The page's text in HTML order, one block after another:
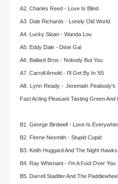
A2. Charles Reed - Love Is Blind
A3. Dale Richards - Lonely Old World
A4. Lucky Sloan - Wanda Lou
A5. Eddy Dale - Dixie Gal
A6. Ballard Bros - Nobody But You
A7. Carroll Arnold - I'll Get By In '65
A8. Lynn Ready - Jeremiah
Fast Acting Pleasant Tasting Green And
B1. George Birdwell - Love Is
B2. Florne Nesmith - Stupid Cupid
B3. Keith Huggard And The Night
B4. Ray Whisnant - I'm A Fool Over You
B5. Darrell Stadtler And The